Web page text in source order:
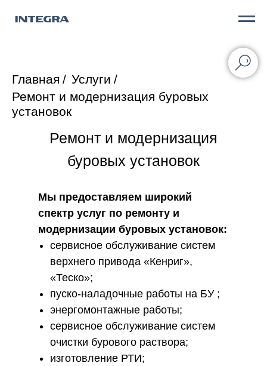
Главная / Услуги /
Ремонт и модернизация буровых
установок
Ремонт и модернизация
буровых установок
Мы предоставляем широкий
спектр услуг по ремонту и
модернизации буровых установок:
сервисное обслуживание систем
верхнего привода «Кенриг»,
«Теско»;
пуско-наладочные работы на БУ ;
энергомонтажные работы;
cервисное обслуживание систем
очистки бурового раствора;
изготовление РТИ;